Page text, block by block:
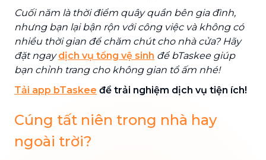
Cuối năm là thời điểm quây quần bên gia đình,
nhưng bạn lại bận rộn với công việc và không có
nhiều thời gian để chăm chút cho nhà cửa? Hãy
đặt ngaydịch vụ tổng vệ sinh để bTaskee giúp
bạn chỉnh trang cho không gian tổ ấm nhé!
Tải app bTaskee để trải nghiệm dịch vụ tiện ích!
Cúng tất niên trong nhà hay
ngoài trời?